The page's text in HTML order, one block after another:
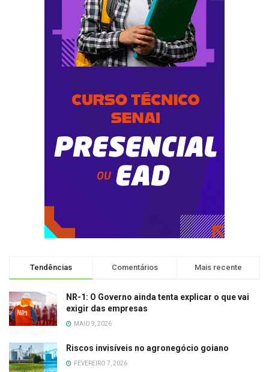
Tendências Comentários Mais recente
NR-1: O Governo ainda tenta explicar o que vai
exigir das empresas
MAIO 9, 2026
Riscos invisíveis no agronegócio goiano
FEVEREIRO 7, 2026